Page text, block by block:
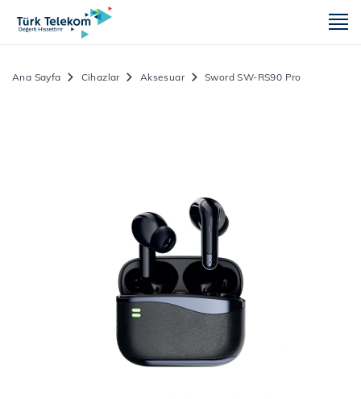
Ana Sayfa Cihazlar Aksesuar Sword SW-RS90 Pro